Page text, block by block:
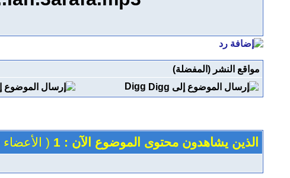
مواقع النشر (المفضلة)
Digg
الذين يشاهدون محتوى الموضوع الآن : 1 ( الأعضاء 0 والزوار 1)